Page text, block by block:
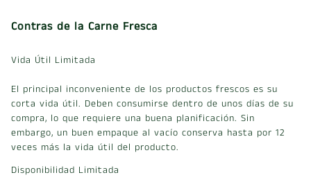
Contras de la Carne Fresca
Vida Útil Limitada
El principal inconveniente de los productos frescos es su
corta vida útil. Deben consumirse dentro de unos días de su
compra, lo que requiere una buena planificación. Sin
embargo, un buen empaque al vacío conserva hasta por 12
veces más la vida útil del producto.
Disponibilidad Limitada